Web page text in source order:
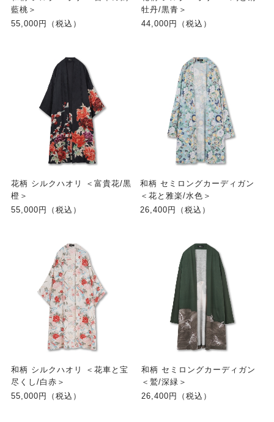
藍桃＞
55,000円（税込）
牡丹/黒青＞
44,000円（税込）
花柄 シルクハオリ ＜富貴花/黒
橙＞
55,000円（税込）
和柄 セミロングカーディガン
＜花と雅楽/水色＞
26,400円（税込）
和柄 シルクハオリ ＜花車と宝
尽くし/白赤＞
55,000円（税込）
和柄 セミロングカーディガン
＜鷲/深緑＞
26,400円（税込）